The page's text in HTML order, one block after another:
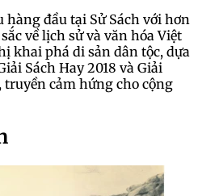
đầu tại Sử Sách với hơn
về lịch sử và văn hóa Việt
khai phá di sản dân tộc, dựa
Sách Hay 2018 và Giải
cảm hứng cho cộng